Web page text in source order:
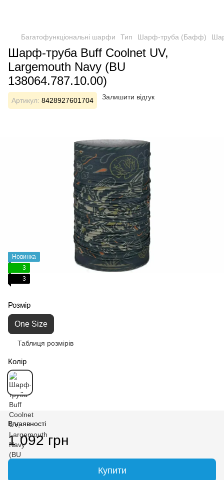
Багатофункціональні шарфи Тип Шарф-труба (Бафф)
Шарф-труба Buff Coolnet UV,
Largemouth Navy (BU
138064.787.10.00)
Артикул: 8428927601704 Залишити відгук
Новинка
3
3
Розмір
One Size
Таблиця розмірів
Колір
В наявності
1 092 грн
Купити